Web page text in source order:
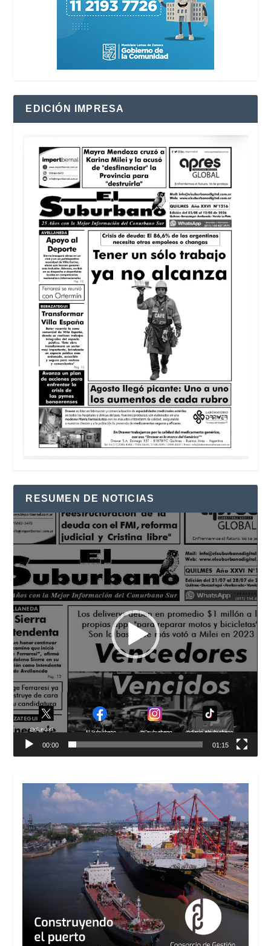
EDICIÓN IMPRESA
RESUMEN DE NOTICIAS
Reproductor
de
vídeo
00:00 01:15